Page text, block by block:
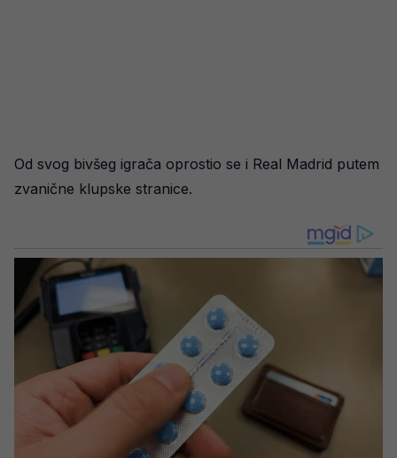
Od svog bivšeg igrača oprostio se i Real Madrid putem
zvanične klupske stranice.